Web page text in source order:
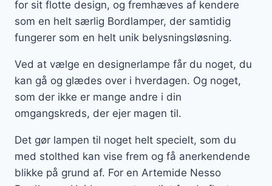
for sit flotte design, og fremhæves af kendere
som en helt særlig Bordlamper, der samtidig
fungerer som en helt unik belysningsløsning.
Ved at vælge en designerlampe får du noget, du
kan gå og glædes over i hverdagen. Og noget,
som der ikke er mange andre i din
omgangskreds, der ejer magen til.
Det gør lampen til noget helt specielt, som du
med stolthed kan vise frem og få anerkendende
blikke på grund af. For en Artemide Nesso